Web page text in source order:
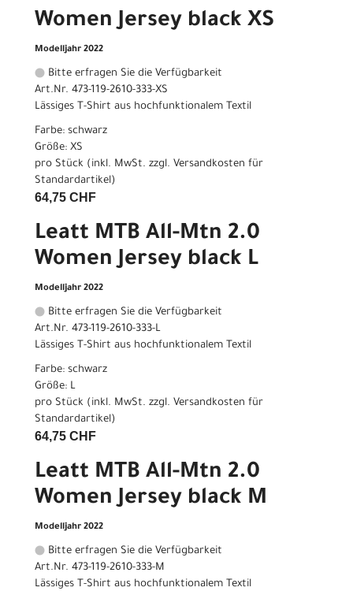
Women Jersey black XS
Modelljahr 2022
Bitte erfragen Sie die Verfügbarkeit
Art.Nr. 473-119-2610-333-XS
Lässiges T-Shirt aus hochfunktionalem Textil
Farbe: schwarz
Größe: XS
pro Stück (inkl. MwSt. zzgl. Versandkosten für
Standardartikel)
64,75 CHF
Leatt MTB All-Mtn 2.0
Women Jersey black L
Modelljahr 2022
Bitte erfragen Sie die Verfügbarkeit
Art.Nr. 473-119-2610-333-L
Lässiges T-Shirt aus hochfunktionalem Textil
Farbe: schwarz
Größe: L
pro Stück (inkl. MwSt. zzgl. Versandkosten für
Standardartikel)
64,75 CHF
Leatt MTB All-Mtn 2.0
Women Jersey black M
Modelljahr 2022
Bitte erfragen Sie die Verfügbarkeit
Art.Nr. 473-119-2610-333-M
Lässiges T-Shirt aus hochfunktionalem Textil